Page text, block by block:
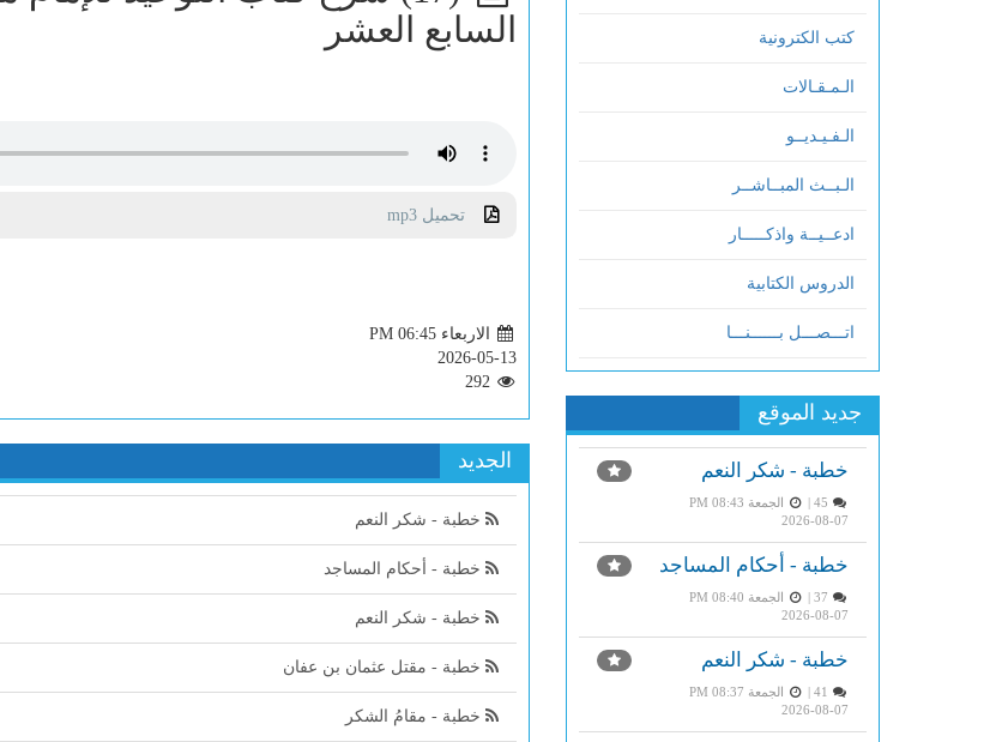
كتب الكترونية
الـمـقـالات
الـفـيـديــو
الـبــث المبــاشــر
ادعــيــة واذكـــــار
الدروس الكتابية
اتـــصـــل بــــــنـــا
جديد الموقع
خطبة - شكر النعم
الجمعة PM 08:43
2026-08-07
خطبة - أحكام المساجد
الجمعة PM 08:40
2026-08-07
خطبة - شكر النعم
الجمعة PM 08:37
2026-08-07
السابع العشر
تحميل mp3
الاربعاء PM 06:45
2026-05-13
292
الجديد
خطبة - شكر النعم
خطبة - أحكام المساجد
خطبة - شكر النعم
خطبة - مقتل عثمان بن عفان
خطبة - مقامُ الشكر